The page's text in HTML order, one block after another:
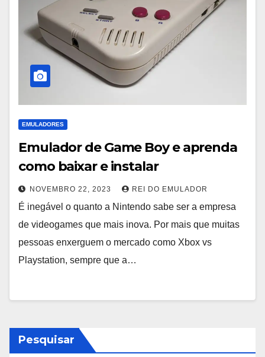
EMULADORES
Emulador de Game Boy e aprenda
como baixar e instalar
NOVEMBRO 22, 2023 REI DO EMULADOR
É inegável o quanto a Nintendo sabe ser a empresa
de videogames que mais inova. Por mais que muitas
pessoas enxerguem o mercado como Xbox vs
Playstation, sempre que a…
Pesquisar